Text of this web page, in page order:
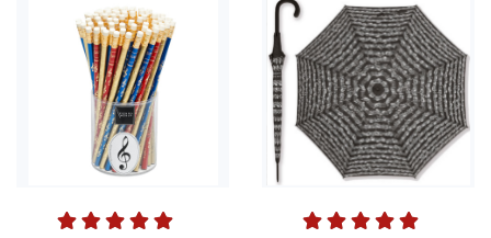
Adauga in cos
Afiseaza produs